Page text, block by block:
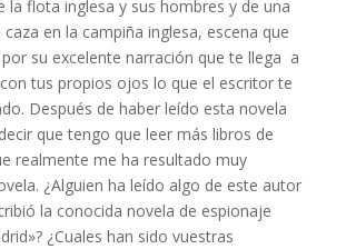
la flota inglesa y sus hombres y de una
en la campiña inglesa, escena que
su excelente narración que te llega a
tus propios ojos lo que el escritor te
Después de haber leído esta novela
que tengo que leer más libros de
realmente me ha resultado muy
¿Alguien ha leído algo de este autor
la conocida novela de espionaje
¿Cuales han sido vuestras